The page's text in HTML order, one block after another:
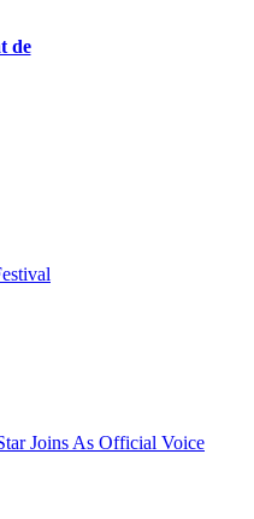
de
Joins As Official Voice